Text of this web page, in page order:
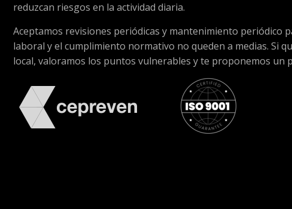
reduzcan riesgos en la actividad diaria.
Aceptamos revisiones periódicas y mantenimiento periódico
laboral y el cumplimiento normativo no queden a medias. Si
local, valoramos los puntos vulnerables y te proponemos un